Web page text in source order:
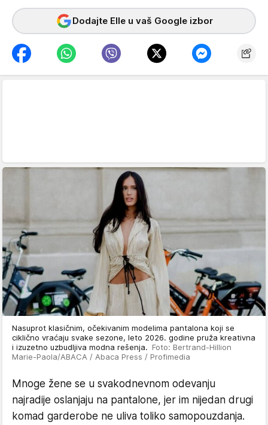
Dodajte Elle u vaš Google izbor
Nasuprot klasičnim, očekivanim modelima pantalona koji se
ciklično vraćaju svake sezone, leto 2026. godine pruža kreativna
i izuzetno uzbudljiva modna rešenja. Foto: Bertrand-Hillion
Marie-Paola/ABACA / Abaca Press / Profimedia
Mnoge žene se u svakodnevnom odevanju
najradije oslanjaju na pantalone, jer im nijedan drugi
komad garderobe ne uliva toliko samopouzdanja.